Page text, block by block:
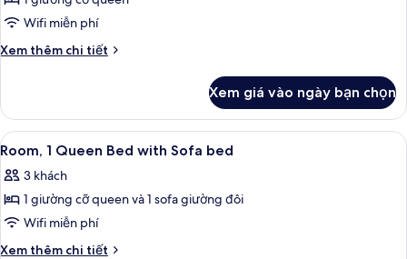
tìm
phòng
Deluxe
Room,
Bed
Wifi miễn phí
Xem thêm chi tiết
Chi
Deluxe
Room,
1
Bed
Xem giá vào ngày bạn chọn
Xem
tất
cả
ảnh
Room,
1
Két bảo mật tại phòng, bàn, khu
5
Room, 1 Queen Bed with Sofa bed
3 khách
1 giường cỡ queen và 1 sofa giường đôi
Wifi miễn phí
Xem thêm chi tiết
Chi